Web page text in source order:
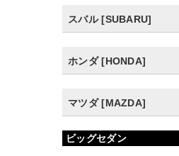
スバル [SUBARU]
ホンダ [HONDA]
マツダ [MAZDA]
ビッグセダン